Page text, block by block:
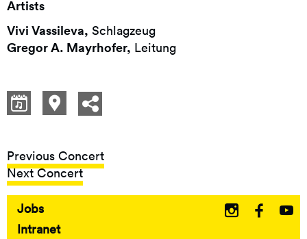
Artists
Vivi Vassileva, Schlagzeug
Gregor A. Mayrhofer, Leitung
Previous Concert
Next Concert
Fußbereich
Jobs
Intranet